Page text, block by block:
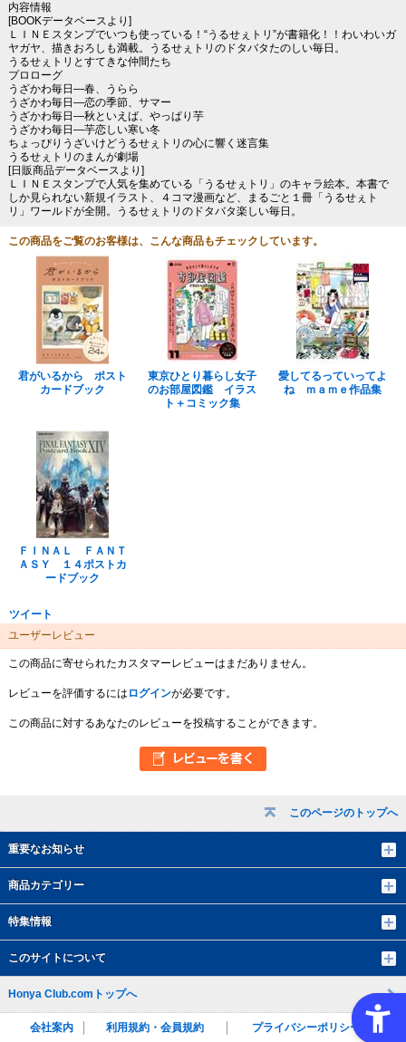
このページのトップへ
重要なお知らせ
商品カテゴリー
特集情報
このサイトについて
内容情報
[BOOKデータベースより]
ＬＩＮＥスタンプでいつも使っている！“うるせぇトリ”が書籍化！！わいわいガ
ヤガヤ、描きおろしも満載。うるせぇトリのドタバタたのしい毎日。
うるせぇトリとすてきな仲間たち
プロローグ
うざかわ毎日―春、うらら
うざかわ毎日―恋の季節、サマー
うざかわ毎日―秋といえば、やっぱり芋
うざかわ毎日―芋恋しい寒い冬
ちょっぴりうざいけどうるせぇトリの心に響く迷言集
うるせぇトリのまんが劇場
[日販商品データベースより]
ＬＩＮＥスタンプで人気を集めている「うるせぇトリ」のキャラ絵本。本書で
しか見られない新規イラスト、４コマ漫画など、まるごと１冊「うるせぇト
リ」ワールドが全開。うるせぇトリのドタバタ楽しい毎日。
この商品をご覧のお客様は、こんな商品もチェックしています。
君がいるから ポスト
カードブック
東京ひとり暮らし女子
のお部屋図鑑 イラス
ト＋コミック集
愛してるっていってよ
ね ｍａｍｅ作品集
ＦＩＮＡＬ ＦＡＮＴ
ＡＳＹ １４ポストカ
ードブック
ツイート
ユーザーレビュー
この商品に寄せられたカスタマーレビューはまだありません。
レビューを評価するには ログインが必要です。
この商品に対するあなたのレビューを投稿することができます。
Honya Club.comトップへ
会社案内 利用規約・会員規約 プライバシーポリシー